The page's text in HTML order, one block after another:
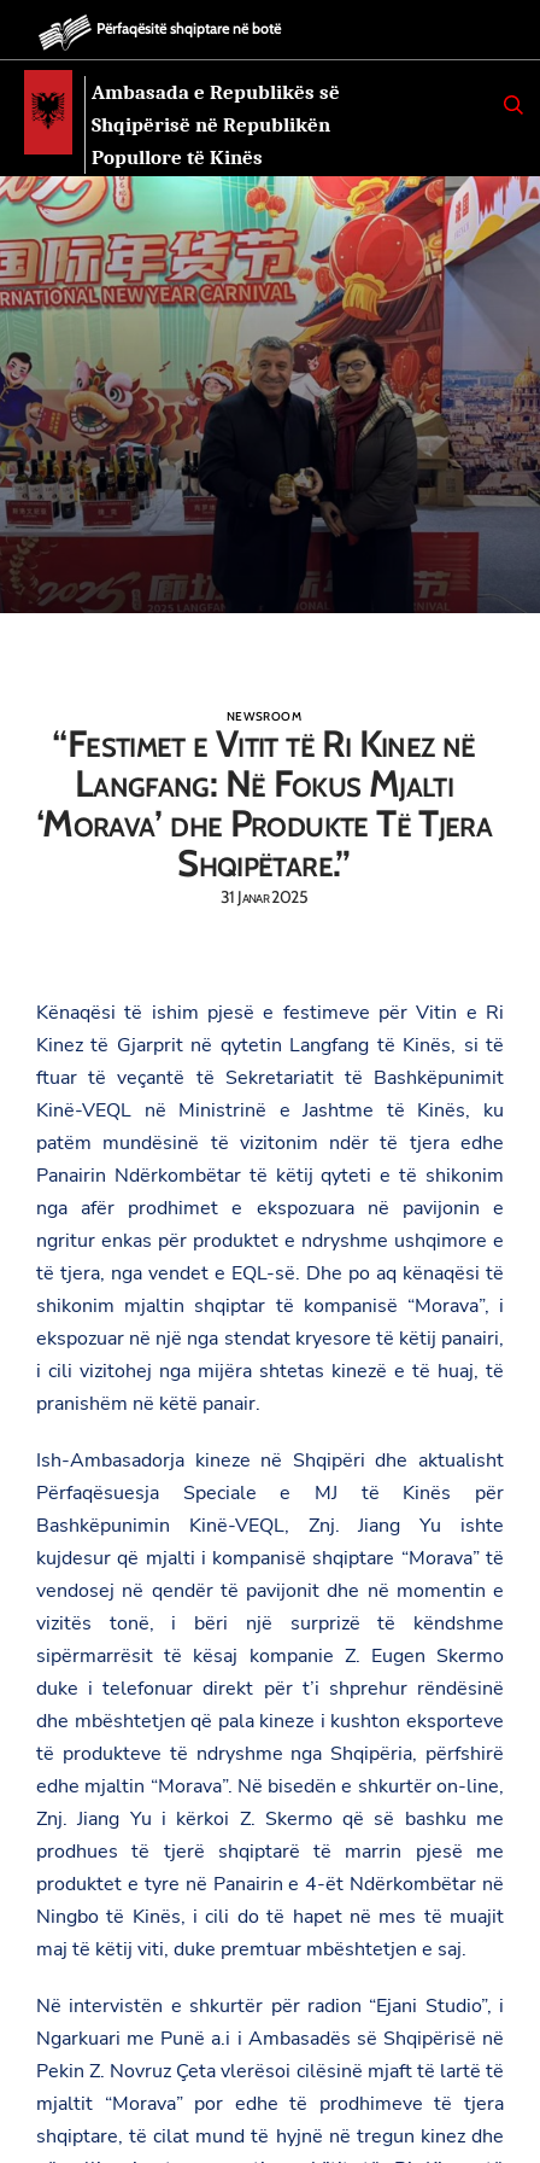
Përfaqësitë shqiptare në botë
Ambasada e Republikës së
Shqipërisë në Republikën
Popullore të Kinës
K
E
NEWSROOM
“Festimet e Vitit të Ri Kinez në
Langfang: Në Fokus Mjalti
‘Morava’ dhe Produkte Të Tjera
Shqipëtare.”
31 Janar 2025
Kënaqësi të ishim pjesë e festimeve për Vitin e Ri
Kinez të Gjarprit në qytetin Langfang të Kinës, si të
ftuar të veçantë të Sekretariatit të Bashkëpunimit
Kinë-VEQL në Ministrinë e Jashtme të Kinës, ku
patëm mundësinë të vizitonim ndër të tjera edhe
Panairin Ndërkombëtar të këtij qyteti e të shikonim
nga afër prodhimet e ekspozuara në pavijonin e
ngritur enkas për produktet e ndryshme ushqimore e
të tjera, nga vendet e EQL-së. Dhe po aq kënaqësi të
shikonim mjaltin shqiptar të kompanisë “Morava”, i
ekspozuar në një nga stendat kryesore të këtij panairi,
i cili vizitohej nga mijëra shtetas kinezë e të huaj, të
pranishëm në këtë panair.
Ish-Ambasadorja kineze në Shqipëri dhe aktualisht
Përfaqësuesja Speciale e MJ të Kinës për
Bashkëpunimin Kinë-VEQL, Znj. Jiang Yu ishte
kujdesur që mjalti i kompanisë shqiptare “Morava” të
vendosej në qendër të pavijonit dhe në momentin e
vizitës tonë, i bëri një surprizë të këndshme
sipërmarrësit të kësaj kompanie Z. Eugen Skermo
duke i telefonuar direkt për t’i shprehur rëndësinë
dhe mbështetjen që pala kineze i kushton eksporteve
të produkteve të ndryshme nga Shqipëria, përfshirë
edhe mjaltin “Morava”. Në bisedën e shkurtër on-line,
Znj. Jiang Yu i kërkoi Z. Skermo që së bashku me
prodhues të tjerë shqiptarë të marrin pjesë me
produktet e tyre në Panairin e 4-ët Ndërkombëtar në
Ningbo të Kinës, i cili do të hapet në mes të muajit
maj të këtij viti, duke premtuar mbështetjen e saj.
Në intervistën e shkurtër për radion “Ejani Studio”, i
Ngarkuari me Punë a.i i Ambasadës së Shqipërisë në
Pekin Z. Novruz Çeta vlerësoi cilësinë mjaft të lartë të
mjaltit “Morava” por edhe të prodhimeve të tjera
shqiptare, të cilat mund të hyjnë në tregun kinez dhe